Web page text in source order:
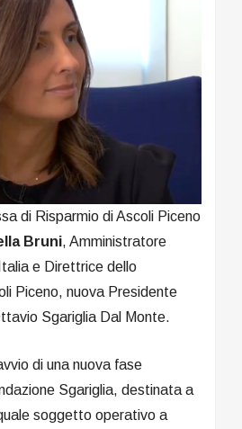
di Risparmio di Ascoli Piceno
Bruni, Amministratore
e Direttrice dello
Piceno, nuova Presidente
Sgariglia Dal Monte.
di una nuova fase
Sgariglia, destinata a
soggetto operativo a